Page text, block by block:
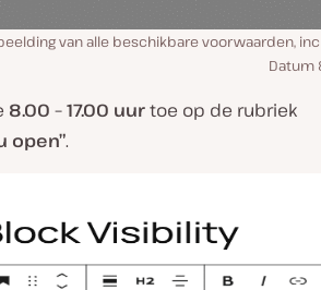
van alle beschikbare voorwaarden,
Datum
8.00 – 17.00 uurtoe op de rubriek
open”.